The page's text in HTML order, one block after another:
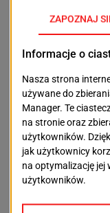
małopolskiego,
one
się nielegalnym
sprawę
Skarbowa.
–